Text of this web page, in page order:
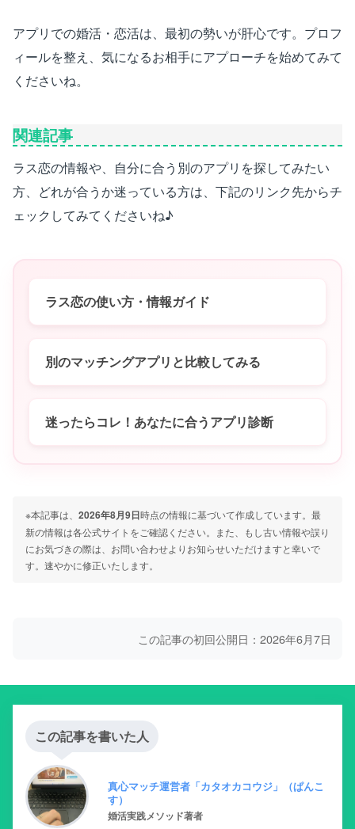
アプリでの婚活・恋活は、最初の勢いが肝心です。プロフ
ィールを整え、気になるお相手にアプローチを始めてみて
くださいね。
関連記事
ラス恋の情報や、自分に合う別のアプリを探してみたい
方、どれが合うか迷っている方は、下記のリンク先からチ
ェックしてみてくださいね♪
ラス恋の使い方・情報ガイド
別のマッチングアプリと比較してみる
迷ったらコレ！あなたに合うアプリ診断
※本記事は、 2026年8月9日時点の情報に基づいて作成しています。最
新の情報は各公式サイトをご確認ください。また、もし古い情報や誤り
にお気づきの際は、お問い合わせよりお知らせいただけますと幸いで
す。速やかに修正いたします。
この記事の初回公開日：2026年6月7日
この記事を書いた人
真心マッチ運営者「カタオカコウジ」（ぱんこ
す）
婚活実践メソッド著者